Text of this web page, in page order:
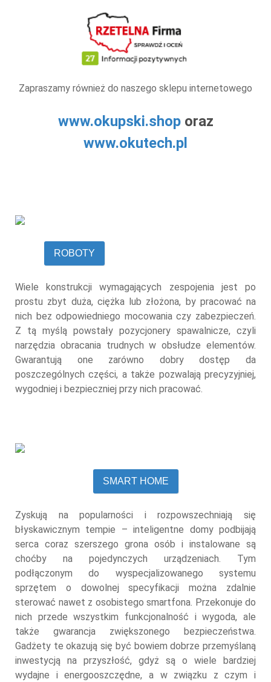
Zapraszamy również do naszego sklepu internetowego
www.okupski.shoporaz
www.okutech.pl
ROBOTY
Wiele konstrukcji wymagających zespojenia jest po
prostu zbyt duża, ciężka lub złożona, by pracować na
nich bez odpowiedniego mocowania czy zabezpieczeń.
Z tą myślą powstały pozycjonery spawalnicze, czyli
narzędzia obracania trudnych w obsłudze elementów.
Gwarantują one zarówno dobry dostęp da
poszczególnych części, a także pozwalają precyzyjniej,
wygodniej i bezpieczniej przy nich pracować.
SMART HOME
Zyskują na popularności i rozpowszechniają się
błyskawicznym tempie – inteligentne domy podbijają
serca coraz szerszego grona osób i instalowane są
choćby na pojedynczych urządzeniach. Tym
podłączonym do wyspecjalizowanego systemu
sprzętem o dowolnej specyfikacji można zdalnie
sterować nawet z osobistego smartfona. Przekonuje do
nich przede wszystkim funkcjonalność i wygoda, ale
także gwarancja zwiększonego bezpieczeństwa.
Gadżety te okazują się być bowiem dobrze przemyślaną
inwestycją na przyszłość, gdyż są o wiele bardziej
wydajne i energooszczędne, a w związku z czym i